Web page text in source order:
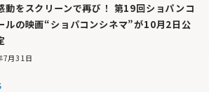
動をスクリーンで再び！ 第19回ショパンコ
ルの映画“ショパコンシネマ”が10月2日公
7月31日